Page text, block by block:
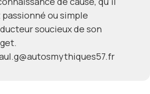
ou simple
soucieux de son